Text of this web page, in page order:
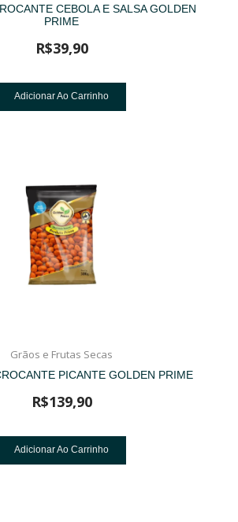
CEBOLA E SALSA GOLDEN
PRIME
R$39,90
Adicionar Ao Carrinho
Grãos e Frutas Secas
PICANTE GOLDEN PRIME
R$139,90
Adicionar Ao Carrinho